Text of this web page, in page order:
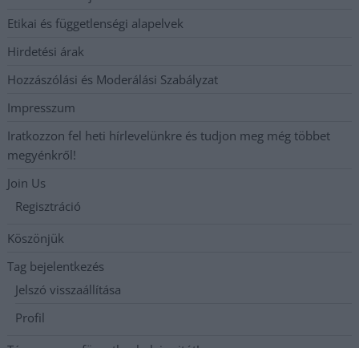
Etikai és függetlenségi alapelvek
Hirdetési árak
Hozzászólási és Moderálási Szabályzat
Impresszum
Iratkozzon fel heti hírlevelünkre és tudjon meg még többet
megyénkről!
Join Us
Regisztráció
Köszönjük
Tag bejelentkezés
Jelszó visszaállítása
Profil